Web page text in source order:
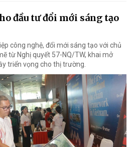
đầu tư đổi mới sáng tạo
công nghệ, đổi mới sáng tạo với chủ
từ Nghị quyết 57-NQ/TW, khai mở
triển vọng cho thị trường.